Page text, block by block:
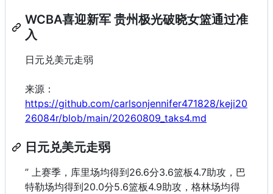
WCBA喜迎新军 贵州极光破晓女篮通过准
入
日元兑美元走弱
来源：
https://github.com/carlsonjennifer471828/keji20
26084r/blob/main/20260809_taks4.md
日元兑美元走弱
” 上赛季，库里场均得到26.6分3.6篮板4.7助攻，巴
特勒场均得到20.0分5.6篮板4.9助攻，格林场均得